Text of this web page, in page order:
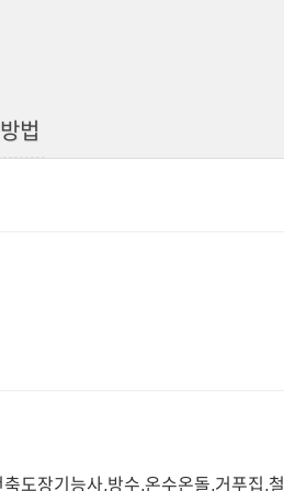
법
도장기능사,방수,온수온돌,거푸집,철